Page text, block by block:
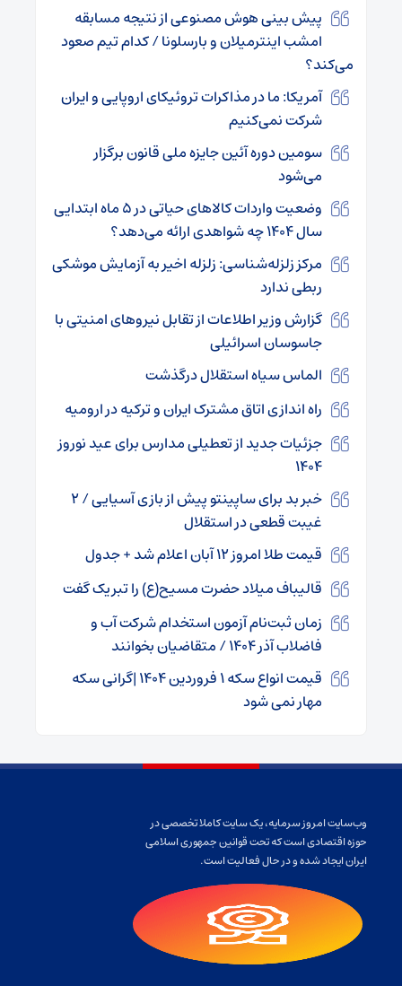
پیش بینی هوش مصنوعی از نتیجه مسابقه
امشب اینترمیلان و بارسلونا / کدام تیم صعود
می‌کند؟
آمریکا: ما در مذاکرات تروئیکای اروپایی و ایران
شرکت نمی‌کنیم
سومین دوره آئین جایزه ملی قانون برگزار
می‌شود
وضعیت واردات کالاهای حیاتی در ۵ ماه ابتدایی
سال ۱۴۰۴ چه شواهدی ارائه می‌دهد؟
مرکز زلزله‌شناسی: زلزله اخیر به آزمایش موشکی
ربطی ندارد
گزارش وزیر اطلاعات از تقابل نیروهای امنیتی با
جاسوسان اسرائیلی
الماس سیاه استقلال درگذشت
راه اندازی اتاق مشترک ایران و ترکیه در ارومیه
جزئیات جدید از تعطیلی مدارس برای عید نوروز
۱۴۰۴
خبر بد برای ساپینتو پیش از بازی آسیایی / ۲
غیبت قطعی در استقلال
قیمت طلا امروز ۱۲ آبان اعلام شد + جدول
قالیباف میلاد حضرت مسیح(ع) را تبریک گفت
زمان ثبت‌نام آزمون استخدام شرکت آب و
فاضلاب آذر ۱۴۰۴ / متقاضیان بخوانند
قیمت انواع سکه ۱ فروردین ۱۴۰۴ |‌گرانی سکه
مهار نمی شود
وب‌سایت امروز سرمایه، یک سایت کاملا تخصصی در
حوزه اقتصادی است که تحت قوانین جمهوری اسلامی
ایران ایجاد شده و در حال فعالیت است.